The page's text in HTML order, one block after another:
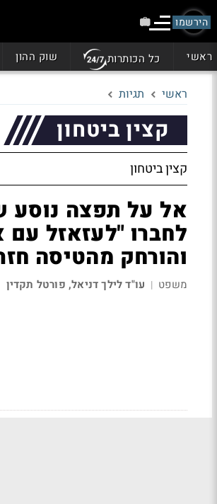
הירשמו
ראשי כל הכותרות שוק ההון
ראשי תגיות
קצין ביטחון
קצין ביטחון
אל על תפצה נוסע
לחברו "לעזאזל
והורחק מהטיסה
משפט | עו"ד לילך דניאל, פורטל תקדין